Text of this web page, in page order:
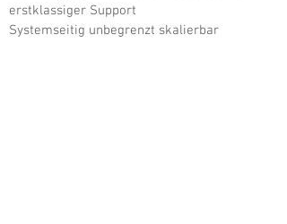
erstklassiger Support
Systemseitig unbegrenzt skalierbar